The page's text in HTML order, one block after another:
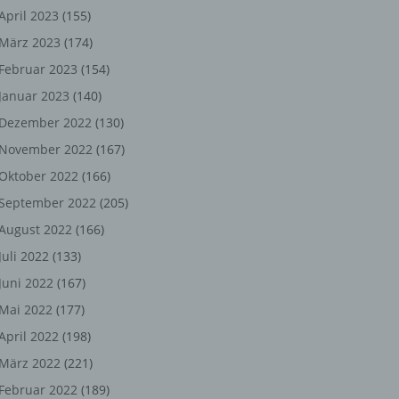
2023 (155)
März 2023 (174)
Februar 2023 (154)
Januar 2023 (140)
Dezember 2022 (130)
November 2022 (167)
Oktober 2022 (166)
September 2022 (205)
2022 (166)
Juli 2022 (133)
Juni 2022 (167)
Mai 2022 (177)
2022 (198)
März 2022 (221)
Februar 2022 (189)
oder